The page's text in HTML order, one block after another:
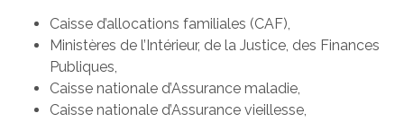
Caisse d’allocations familiales (CAF),
Ministères de l’Intérieur, de la Justice, des Finances
Publiques,
Caisse nationale d’Assurance maladie,
Caisse nationale d’Assurance vieillesse,